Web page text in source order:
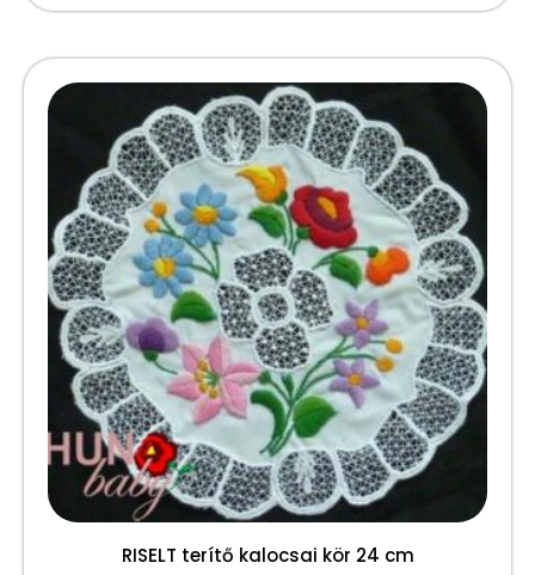
RISELT terítő kalocsai kör 24 cm